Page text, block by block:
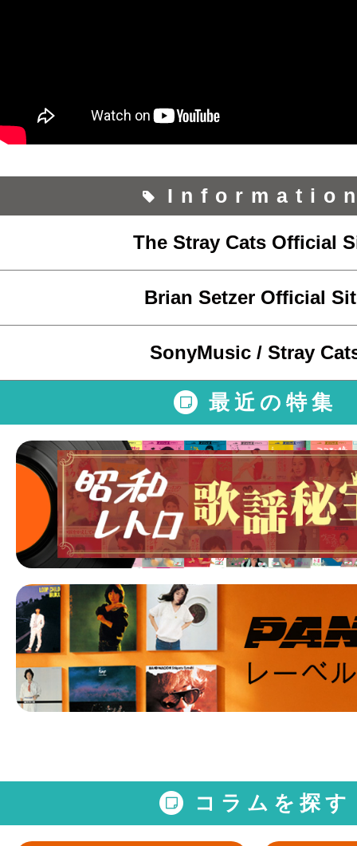
The Stray Cats Official
Brian Setzer Official
SonyMusic / Stray
最近の特集
コラムを探す